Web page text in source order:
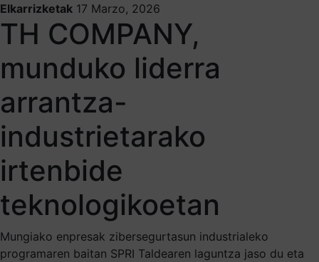
Elkarrizketak 17 Marzo, 2026
TH COMPANY,
munduko liderra
arrantza-
industrietarako
irtenbide
teknologikoetan
Mungiako enpresak zibersegurtasun industrialeko
programaren baitan SPRI Taldearen laguntza jaso du eta